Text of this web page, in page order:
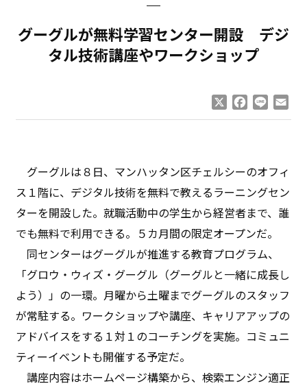
グーグルが無料学習センター開設 デジ
タル技術講座やワークショップ
Facebook
Line
グーグルは８日、マンハッタン区チェルシーのオフィ
ス１階に、デジタル技術を無料で教えるラーニングセン
ターを開設した。就職活動中の学生から経営者まで、誰
でも無料で利用できる。５カ月間の限定オープンだ。
同センターはグーグルが推進する教育プログラム、
「グロウ・ウィズ・グーグル（グーグルと一緒に成長し
よう）」の一環。月曜から土曜までグーグルのスタッフ
が常駐する。ワークショップや講座、キャリアアップの
アドバイスをする１対１のコーチングを実施。コミュニ
ティーイベントも開催する予定だ。
講座内容はホームページ構築から、検索エンジン適正